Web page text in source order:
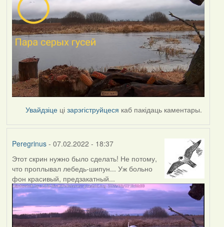
Увайдзіце цізарэгіструйцеся каб пакідаць каментары.
Peregrinus- 07.02.2022 - 18:37
Этот скрин нужно было сделать! Не потому,
что проплывал лебедь-шипун... Уж больно
фон красивый, предзакатный...